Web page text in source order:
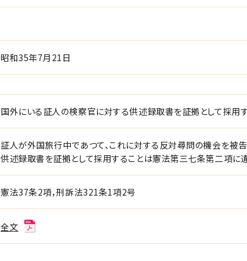
昭和35年7月21日
国外にいる証人の検察官に対する供述録取書を証拠として採用
証人が外国旅行中であつて、これに対する反対尋問の機会を被
供述録取書を証拠として採用することは憲法第三七条第二項に違
憲法37条2項，刑訴法321条1項2号
全文